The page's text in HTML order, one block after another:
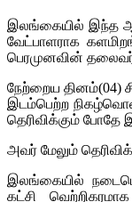
இலங்கையில் இந்த
வேட்பாளராக
பெரமுனவின் தலைவர்
நேற்றைய தினம்(04)
இடம்பெற்ற
தெரிவிக்கும்
அவர் மேலும்
இலங்கையில்
கட்சி